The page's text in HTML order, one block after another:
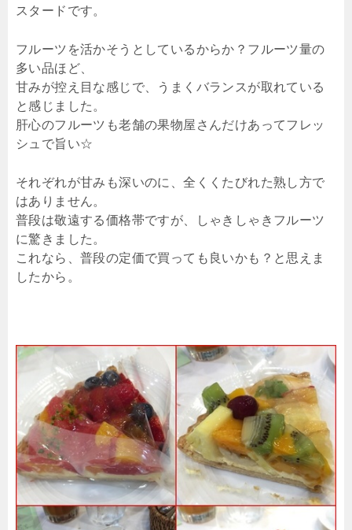
スタードです。
フルーツを活かそうとしているからか？フルーツ量の
多い品ほど、
甘みが控え目な感じで、うまくバランスが取れている
と感じました。
肝心のフルーツも老舗の果物屋さんだけあってフレッ
シュで旨い☆
それぞれが甘みも深いのに、全くくたびれた熟し方で
はありません。
普段は敬遠する価格帯ですが、しゃきしゃきフルーツ
に驚きました。
これなら、普段の定価で買っても良いかも？と思えま
したから。